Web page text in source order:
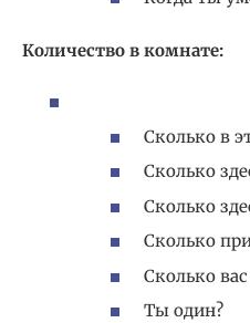
Количество в комнате:
Сколько в
Сколько
Сколько
Сколько
Сколько вас
Ты один?